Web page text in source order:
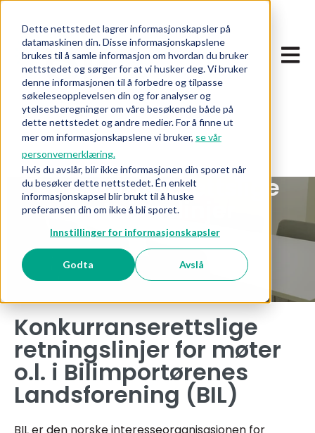
Dette nettstedet lagrer informasjonskapsler på
datamaskinen din. Disse informasjonskapslene
brukes til å samle informasjon om hvordan du bruker
nettstedet og sørger for at vi husker deg. Vi bruker
denne informasjonen til å forbedre og tilpasse
søkeleseopplevelsen din og for analyser og
ytelsesberegninger om våre besøkende både på
dette nettstedet og andre medier. For å finne ut
mer om informasjonskapslene vi bruker, se vår
personvernerklæring.
Hvis du avslår, blir ikke informasjonen din sporet når
du besøker dette nettstedet. Én enkelt
informasjonskapsel blir brukt til å huske
preferansen din om ikke å bli sporet.
Innstillinger for informasjonskapsler
Godta Avslå
Åpne
Konkurranserettslige
retningslinjer
Konkurranserettslige
retningslinjer for møter
o.l. i Bilimportørenes
Landsforening (BIL)
BIL er den norske interesseorganisasjonen for